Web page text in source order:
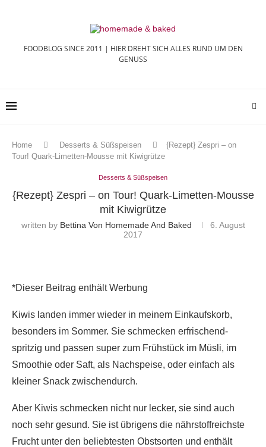
FOODBLOG SINCE 2011 | HIER DREHT SICH ALLES RUND UM DEN
GENUSS
Home Desserts & Süßspeisen
{Rezept} Zespri – on
Tour! Quark-Limetten-Mousse mit Kiwigrütze
Desserts & Süßspeisen
{Rezept} Zespri – on Tour! Quark-Limetten-Mousse
mit Kiwigrütze
written by Bettina Von Homemade And Baked
6. August
2017
*Dieser Beitrag enthält Werbung
Kiwis landen immer wieder in meinem Einkaufskorb,
besonders im Sommer. Sie schmecken erfrischend-
spritzig und passen super zum Frühstück im Müsli, im
Smoothie oder Saft, als Nachspeise, oder einfach als
kleiner Snack zwischendurch.
Aber Kiwis schmecken nicht nur lecker, sie sind auch
noch sehr gesund. Sie ist übrigens die nährstoffreichste
Frucht unter den beliebtesten Obstsorten und enthält